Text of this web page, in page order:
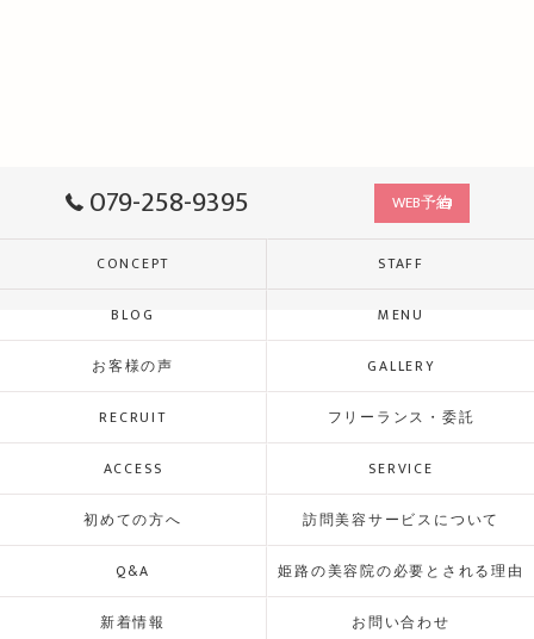
079-258-9395 WEB予約
CONCEPT STAFF
BLOG MENU
お客様の声 GALLERY
RECRUIT フリーランス・委託
ACCESS SERVICE
初めての方へ 訪問美容サービスについて
Q&A 姫路の美容院の必要とされる理由
新着情報 お問い合わせ